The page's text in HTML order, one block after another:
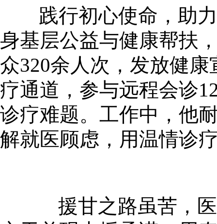
践行初心使命，助
身基层公益与健康帮扶
众320余人次，发放健
疗通道，参与远程会诊
诊疗难题。工作中，他
解就医顾虑，用温情诊
援甘之路虽苦，